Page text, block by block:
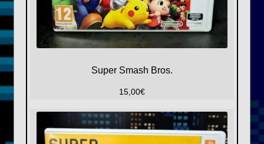
Super Smash Bros.
15,00€